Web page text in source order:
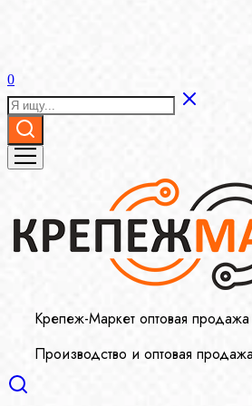
0
Крепеж-Маркет оптовая
Производство и оптовая